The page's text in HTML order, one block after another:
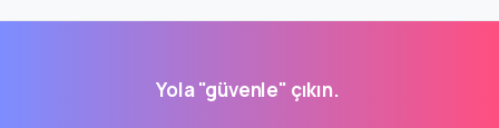
Yola "güvenle" çıkın.